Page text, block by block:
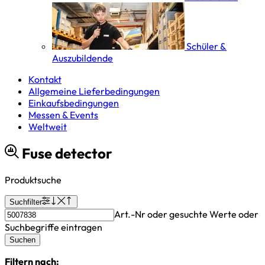
Schüler &
Auszubildende
Kontakt
Allgemeine Lieferbedingungen
Einkaufsbedingungen
Messen & Events
Weltweit
Fuse detector
Produktsuche
Suchfilter
Art.-Nr oder gesuchte Werte oder
Suchbegriffe eintragen
Suchen
Filtern nach: